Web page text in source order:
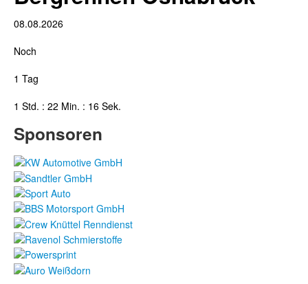
08.08.2026
Noch
1 Tag
1 Std. : 22 Min. : 15 Sek.
Sponsoren